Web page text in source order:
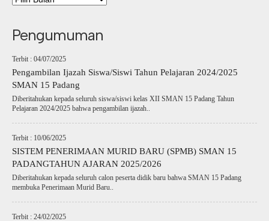
Pengumuman
Terbit : 04/07/2025
Pengambilan Ijazah Siswa/Siswi Tahun Pelajaran 2024/2025
SMAN 15 Padang
Diberitahukan kepada seluruh siswa/siswi kelas XII SMAN 15 Padang Tahun
Pelajaran 2024/2025 bahwa pengambilan ijazah..
Terbit : 10/06/2025
SISTEM PENERIMAAN MURID BARU (SPMB) SMAN 15
PADANGTAHUN AJARAN 2025/2026
Diberitahukan kepada seluruh calon peserta didik baru bahwa SMAN 15 Padang
membuka Penerimaan Murid Baru..
Terbit : 24/02/2025